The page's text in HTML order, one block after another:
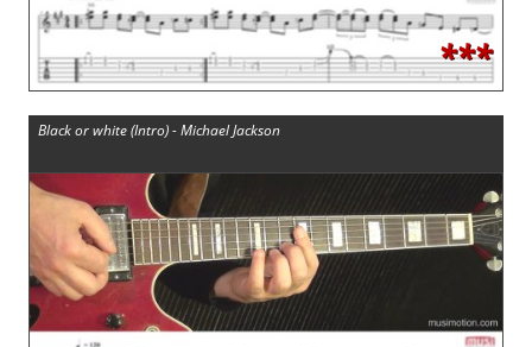
***
Black or white (Intro) - Michael Jackson